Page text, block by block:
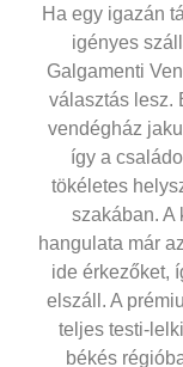
Ha egy igazán
igényes
Galgamenti
választás lesz.
vendégház
így a
tökéletes
szakában. A
hangulata már
ide érkezőket,
elszáll. A
teljes testi-
békés